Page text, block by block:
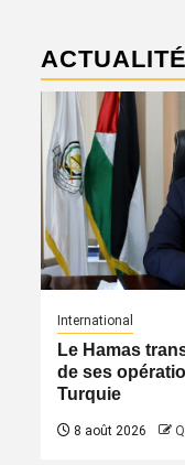
ACTUALITÉ
International
Le Hamas
de ses
Turquie
8 août 2026